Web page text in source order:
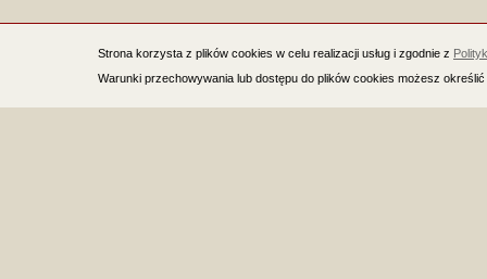
Strona korzysta z plików cookies w celu realizacji usług i zgodnie z
Warunki przechowywania lub dostępu do plików cookies możesz